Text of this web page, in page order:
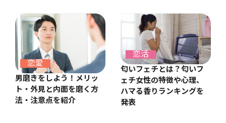
恋愛
男磨きをしよう！メリッ
ト・外見と内面を磨く方
法・注意点を紹介
恋活
匂いフェチとは？匂いフ
ェチ女性の特徴や心理、
ハマる香りランキングを
発表